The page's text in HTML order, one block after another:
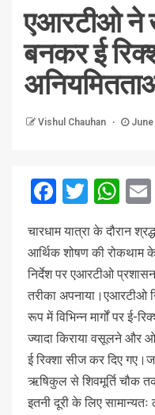
एआरटीओ
बनकर ई
Vishul Chauhan June
चारधाम यात्रा के दौरान
आर्थिक शोषण की रोकथाम के
निर्देश पर एआरटीओ
तरीका अपनाया।एआरटीओ
रूप में विभिन्न मार्गों पर
ज्यादा किराया वसूलने और
ई रिक्शा सीज कर दिए
ऋषिकुल से शिवमूर्ति चौक
इतनी दूरी के लिए